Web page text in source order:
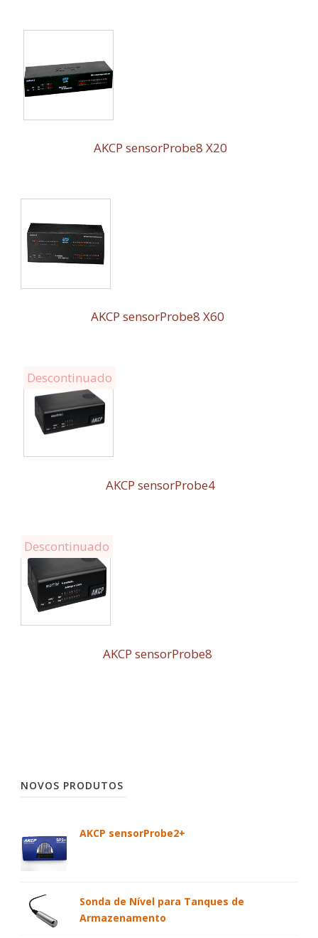
AKCP sensorProbe8 X20
AKCP sensorProbe8 X60
Descontinuado
AKCP sensorProbe4
Descontinuado
AKCP sensorProbe8
NOVOS PRODUTOS
AKCP sensorProbe2+
Sonda de Nível para Tanques de
Armazenamento